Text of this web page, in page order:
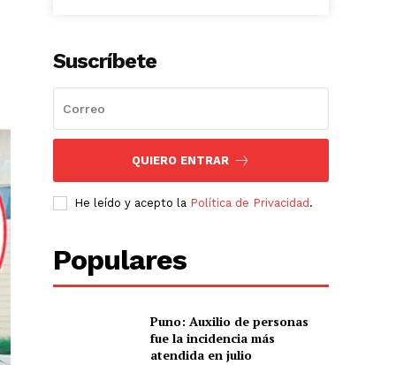
Suscríbete
QUIERO ENTRAR
He leído y acepto la Política de Privacidad .
Populares
Puno: Auxilio de personas
fue la incidencia más
atendida en julio